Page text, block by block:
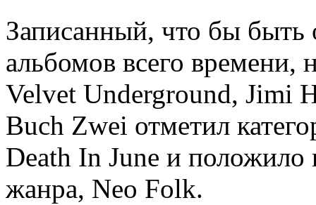
Записанный, что бы
альбомов всего времени,
Velvet Underground, Jimi
Buch Zwei отметил
Death In June и положило
жанра, Neo Folk.